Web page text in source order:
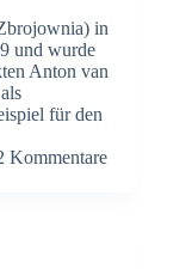
in
und wurde
Anton van
für den
Kommentare